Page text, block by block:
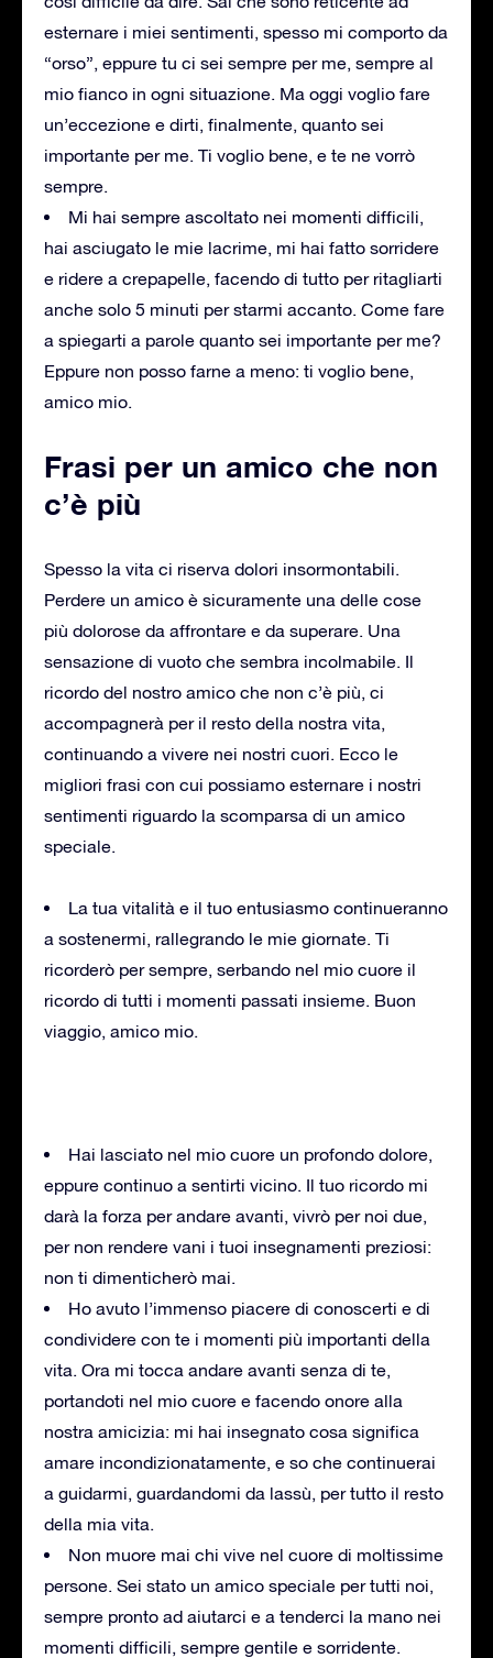
esternare i miei sentimenti, spesso mi comporto da
“orso”, eppure tu ci sei sempre per me, sempre al
mio fianco in ogni situazione. Ma oggi voglio fare
un’eccezione e dirti, finalmente, quanto sei
importante per me. Ti voglio bene, e te ne vorrò
sempre.
Mi hai sempre ascoltato nei momenti difficili,
hai asciugato le mie lacrime, mi hai fatto sorridere
e ridere a crepapelle, facendo di tutto per ritagliarti
anche solo 5 minuti per starmi accanto. Come fare
a spiegarti a parole quanto sei importante per me?
Eppure non posso farne a meno: ti voglio bene,
amico mio.
Frasi per un amico che non
c’è più
Spesso la vita ci riserva dolori insormontabili.
Perdere un amico è sicuramente una delle cose
più dolorose da affrontare e da superare. Una
sensazione di vuoto che sembra incolmabile. Il
ricordo del nostro amico che non c’è più, ci
accompagnerà per il resto della nostra vita,
continuando a vivere nei nostri cuori. Ecco le
migliori frasi con cui possiamo esternare i nostri
sentimenti riguardo la scomparsa di un amico
speciale.
La tua vitalità e il tuo entusiasmo continueranno
a sostenermi, rallegrando le mie giornate. Ti
ricorderò per sempre, serbando nel mio cuore il
ricordo di tutti i momenti passati insieme. Buon
viaggio, amico mio.
Hai lasciato nel mio cuore un profondo dolore,
eppure continuo a sentirti vicino. Il tuo ricordo mi
darà la forza per andare avanti, vivrò per noi due,
per non rendere vani i tuoi insegnamenti preziosi:
non ti dimenticherò mai.
Ho avuto l’immenso piacere di conoscerti e di
condividere con te i momenti più importanti della
vita. Ora mi tocca andare avanti senza di te,
portandoti nel mio cuore e facendo onore alla
nostra amicizia: mi hai insegnato cosa significa
amare incondizionatamente, e so che continuerai
a guidarmi, guardandomi da lassù, per tutto il resto
della mia vita.
Non muore mai chi vive nel cuore di moltissime
persone. Sei stato un amico speciale per tutti noi,
sempre pronto ad aiutarci e a tenderci la mano nei
momenti difficili, sempre gentile e sorridente.